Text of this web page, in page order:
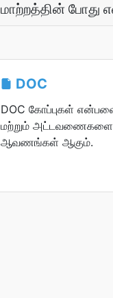
மாற்றத்தின் போது
DOC
DOC கோப்புகள்
மற்றும் அட்டவணைகளை
ஆவணங்கள் ஆகும்.